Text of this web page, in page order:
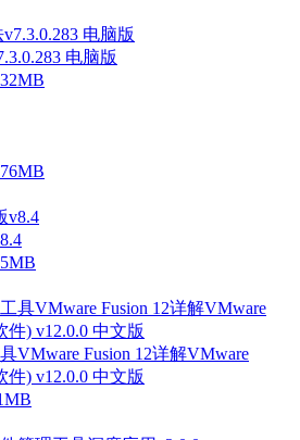
电脑版
VMware Fusion 12详解VMware
件) v12.0.0 中文版